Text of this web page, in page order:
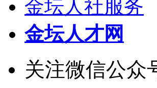
金坛人社服务
金坛人才网
关注微信公众